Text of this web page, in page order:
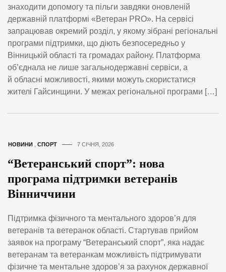
знаходити допомогу та пільги завдяки оновленій
державній платформі «Ветеран PRO». На сервісі
запрацював окремий розділ, у якому зібрані регіональні
програми підтримки, що діють безпосередньо у
Вінницькій області та громадах району. Платформа
об’єднала не лише загальнодержавні сервіси, а
й обласні можливості, якими можуть скористатися
жителі Гайсинщини. У межах регіональної програми […]
НОВИНИ , СПОРТ 7 СІЧНЯ, 2026
“Ветеранський спорт”: нова
програма підтримки ветеранів
Вінниччини
Підтримка фізичного та ментального здоров’я для
ветеранів та ветеранок області. Стартував прийом
заявок на програму “Ветеранський спорт”, яка надає
ветеранам та ветеранкам можливість підтримувати
фізичне та ментальне здоров’я за рахунок державної